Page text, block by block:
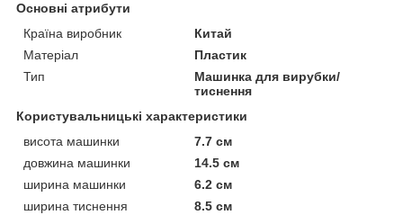
Основні атрибути
Країна виробник
Китай
Матеріал
Пластик
Тип
Машинка для вирубки/
тиснення
Користувальницькі характеристики
висота машинки
7.7 см
довжина машинки
14.5 см
ширина машинки
6.2 см
ширина тиснення
8.5 см